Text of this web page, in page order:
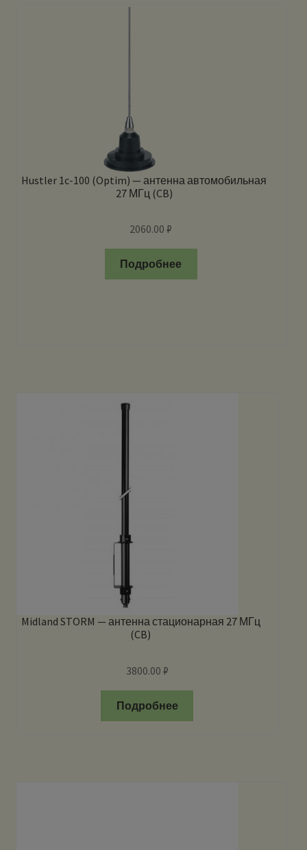
Hustler 1c-100 (Optim) — антенна автомобильная
27 МГц (CB)
2060.00₽
Подробнее
Midland STORM — антенна стационарная 27 МГц
(CB)
3800.00 ₽
Подробнее